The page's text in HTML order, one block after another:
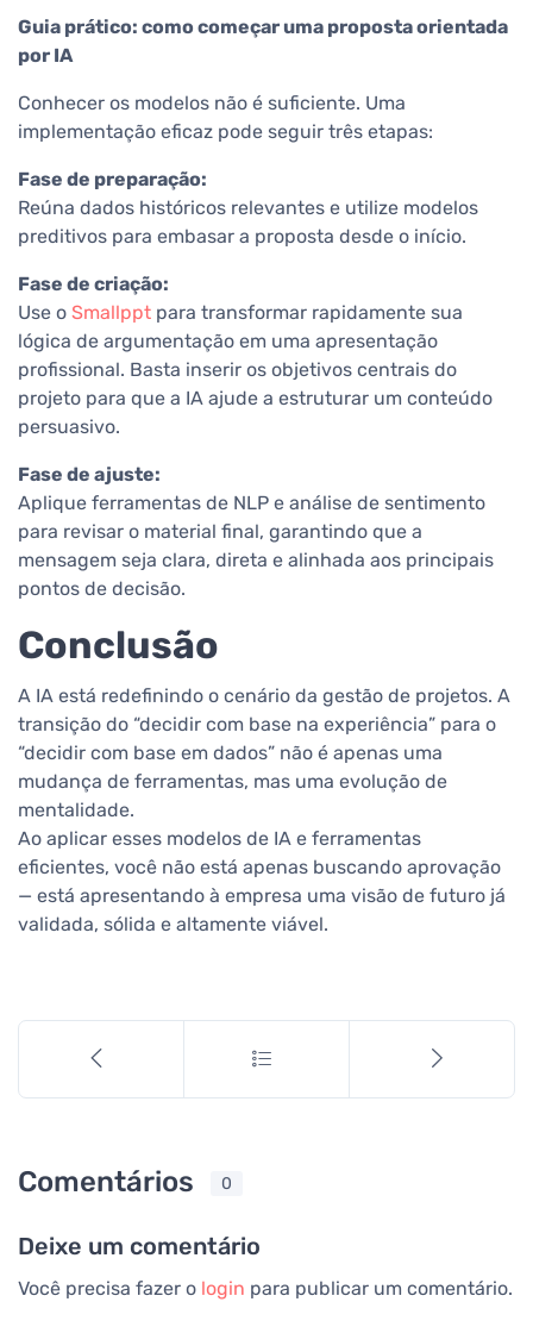
Guia prático: como começar uma proposta orientada
por IA
Conhecer os modelos não é suficiente. Uma
implementação eficaz pode seguir três etapas:
Fase de preparação:
Reúna dados históricos relevantes e utilize modelos
preditivos para embasar a proposta desde o início.
Fase de criação:
Use o Smallppt para transformar rapidamente sua
lógica de argumentação em uma apresentação
profissional. Basta inserir os objetivos centrais do
projeto para que a IA ajude a estruturar um conteúdo
persuasivo.
Fase de ajuste:
Aplique ferramentas de NLP e análise de sentimento
para revisar o material final, garantindo que a
mensagem seja clara, direta e alinhada aos principais
pontos de decisão.
Conclusão
A IA está redefinindo o cenário da gestão de projetos. A
transição do “decidir com base na experiência” para o
“decidir com base em dados” não é apenas uma
mudança de ferramentas, mas uma evolução de
mentalidade.
Ao aplicar esses modelos de IA e ferramentas
eficientes, você não está apenas buscando aprovação
— está apresentando à empresa uma visão de futuro já
validada, sólida e altamente viável.
Comentários 0
Deixe um comentário
Você precisa fazer o login para publicar um comentário.